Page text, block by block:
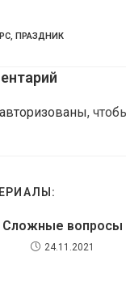
, ПРАЗДНИК
авторизованы,
Сложные вопросы
24.11.2021